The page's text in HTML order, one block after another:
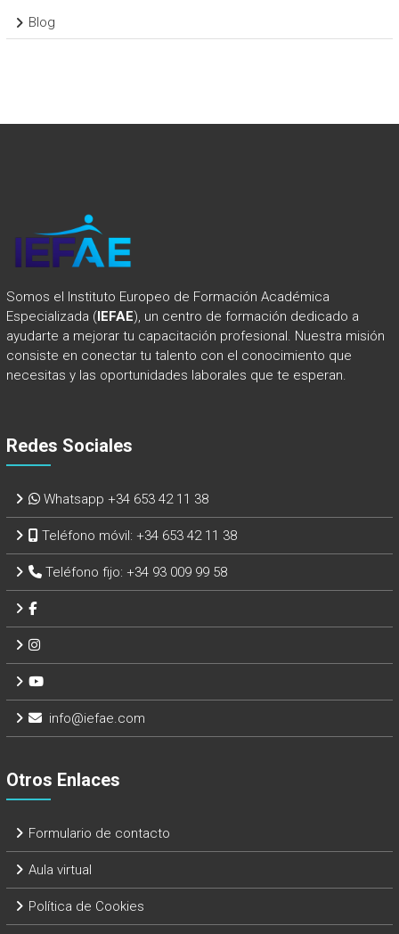
Blog
Somos el Instituto Europeo de Formación Académica
Especializada ( IEFAE), un centro de formación dedicado a
ayudarte a mejorar tu capacitación profesional. Nuestra misión
consiste en conectar tu talento con el conocimiento que
necesitas y las oportunidades laborales que te esperan.
Redes Sociales
Whatsapp +34 653 42 11 38
Teléfono móvil: +34 653 42 11 38
Teléfono fijo: +34 93 009 99 58
info@iefae.com
Otros Enlaces
Formulario de contacto
Aula virtual
Política de Cookies